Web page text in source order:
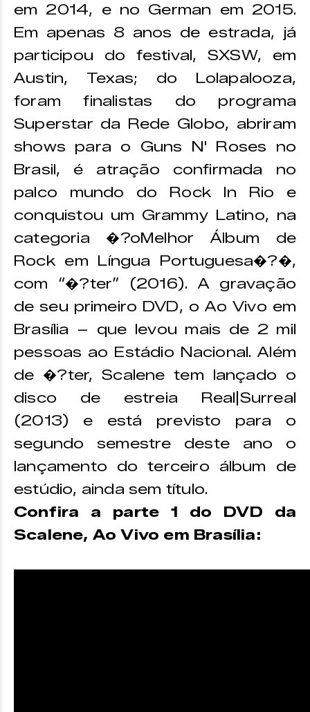
em 2014, e no German em 2015.
Em apenas 8 anos de estrada, já
participou do festival, SXSW, em
Austin, Texas; do Lolapalooza,
foram finalistas do programa
Superstar da Rede Globo, abriram
shows para o Guns N' Roses no
Brasil, é atração confirmada no
palco mundo do Rock In Rio e
conquistou um Grammy Latino, na
categoria �?oMelhor Álbum de
Rock em Língua Portuguesa�?�,
com “�?ter” (2016). A gravação
de seu primeiro DVD, o Ao Vivo em
Brasília – que levou mais de 2 mil
pessoas ao Estádio Nacional. Além
de �?ter, Scalene tem lançado o
disco de estreia Real|Surreal
(2013) e está previsto para o
segundo semestre deste ano o
lançamento do terceiro álbum de
estúdio, ainda sem título.
Confira a parte 1 do DVD da
Scalene, Ao Vivo em Brasília: